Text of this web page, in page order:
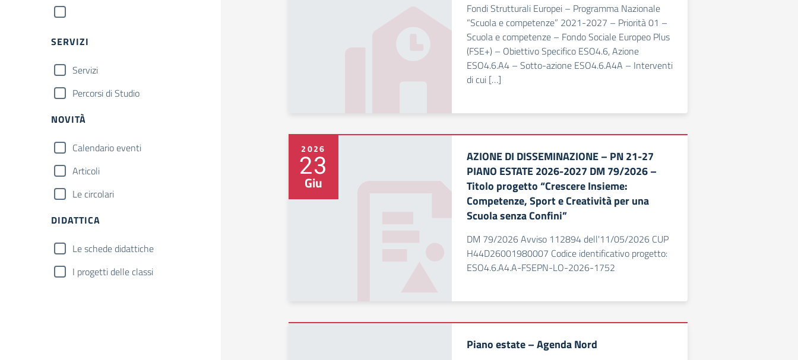
SERVIZI
Servizi
Percorsi di Studio
NOVITÀ
Calendario eventi
Articoli
Le circolari
DIDATTICA
Le schede didattiche
I progetti delle classi
Fondi Strutturali Europei – Programma Nazionale
“Scuola e competenze” 2021-2027 – Priorità 01 –
Scuola e competenze – Fondo Sociale Europeo Plus
(FSE+) – Obiettivo Specifico ESO4.6, Azione
ESO4.6.A4 – Sotto-azione ESO4.6.A4A – Interventi
di cui […]
2026
23
Giu
AZIONE DI DISSEMINAZIONE – PN 21-27
PIANO ESTATE 2026-2027 DM 79/2026 –
Titolo progetto “Crescere Insieme:
Competenze, Sport e Creatività per una
Scuola senza Confini”
DM 79/2026 Avviso 112894 dell'11/05/2026 CUP
H44D26001980007 Codice identificativo progetto:
ESO4.6.A4.A-FSEPN-LO-2026-1752
Piano estate – Agenda Nord